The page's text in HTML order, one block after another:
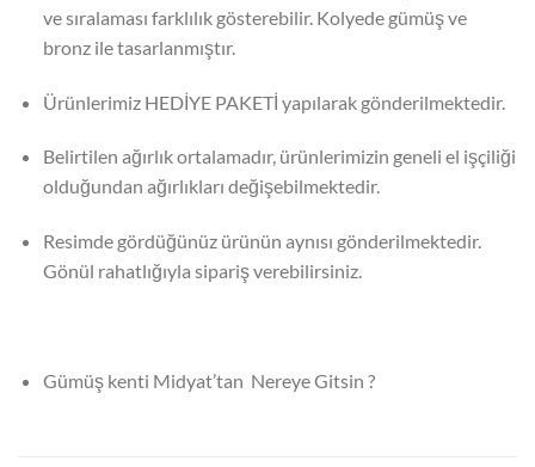
ve sıralaması farklılık gösterebilir. Kolyede gümüş ve
bronz ile tasarlanmıştır.
Ürünlerimiz HEDİYE PAKETİ yapılarak gönderilmektedir.
Belirtilen ağırlık ortalamadır, ürünlerimizin geneli el işçiliği
olduğundan ağırlıkları değişebilmektedir.
Resimde gördüğünüz ürünün aynısı gönderilmektedir.
Gönül rahatlığıyla sipariş verebilirsiniz.
Gümüş kenti Midyat’tan Nereye Gitsin ?